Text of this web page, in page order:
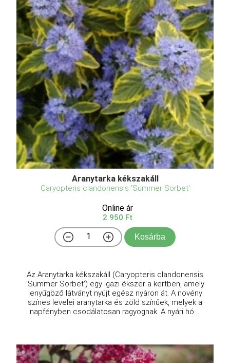
Aranytarka kékszakáll
Caryopteris clandonensis 'Summer Sorbet'
Online ár
2 950 Ft
Kosárba
Az Aranytarka kékszakáll (Caryopteris clandonensis
'Summer Sorbet') egy igazi ékszer a kertben, amely
lenyűgöző látványt nyújt egész nyáron át. A növény
színes levelei aranytarka és zöld színűek, melyek a
napfényben csodálatosan ragyognak. A nyári hó ...